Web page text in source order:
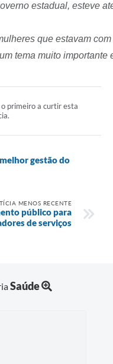
estadual, esteve
que estavam
tema muito
o primeiro a curtir esta
gestão do
MENOS RECENTE
público para
de serviços
Saúde